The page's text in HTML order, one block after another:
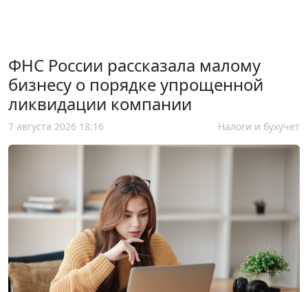
ФНС России рассказала малому
бизнесу о порядке упрощенной
ликвидации компании
7 августа 2026 18:16 Налоги и бухучет